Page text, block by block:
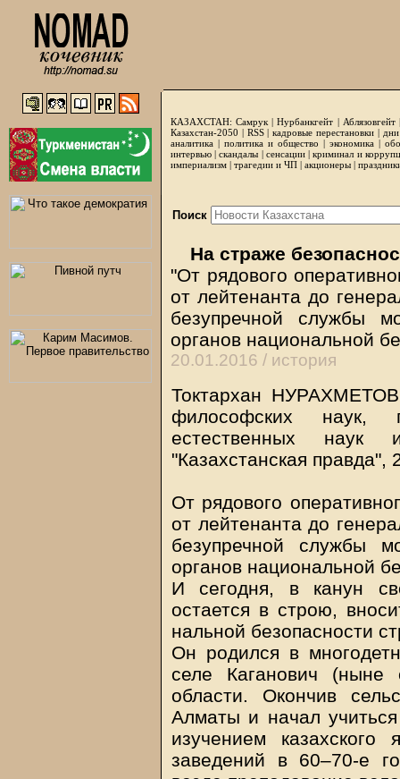
КАЗАХСТАН: Самрук |Нурбанкгейт | Аблязовгейт
Казахстан-2050 | RSS|кадровые перестановки|
аналитика | политика и общество | экономика |
интервью |скандалы | сенсации|криминал и
империализм | трагедии и ЧП | акционеры |
Поиск
На страже
"От рядового
от лейтенанта до
безупречной службы
органов национальной
20.01.2016 / история
Токтархан
философских наук,
естественных наук
"Казахстанская правда",
От рядового
от лейтенанта до
безупречной службы
органов национальной
И сегодня, в канун
остается в строю,
нальной безопасности
Он родился в
селе Каганович (ныне
области. Окончив
Алматы и начал
изучением
заведений в ­60–70-е